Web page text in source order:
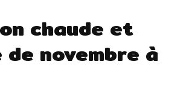
chaude et
de novembre à